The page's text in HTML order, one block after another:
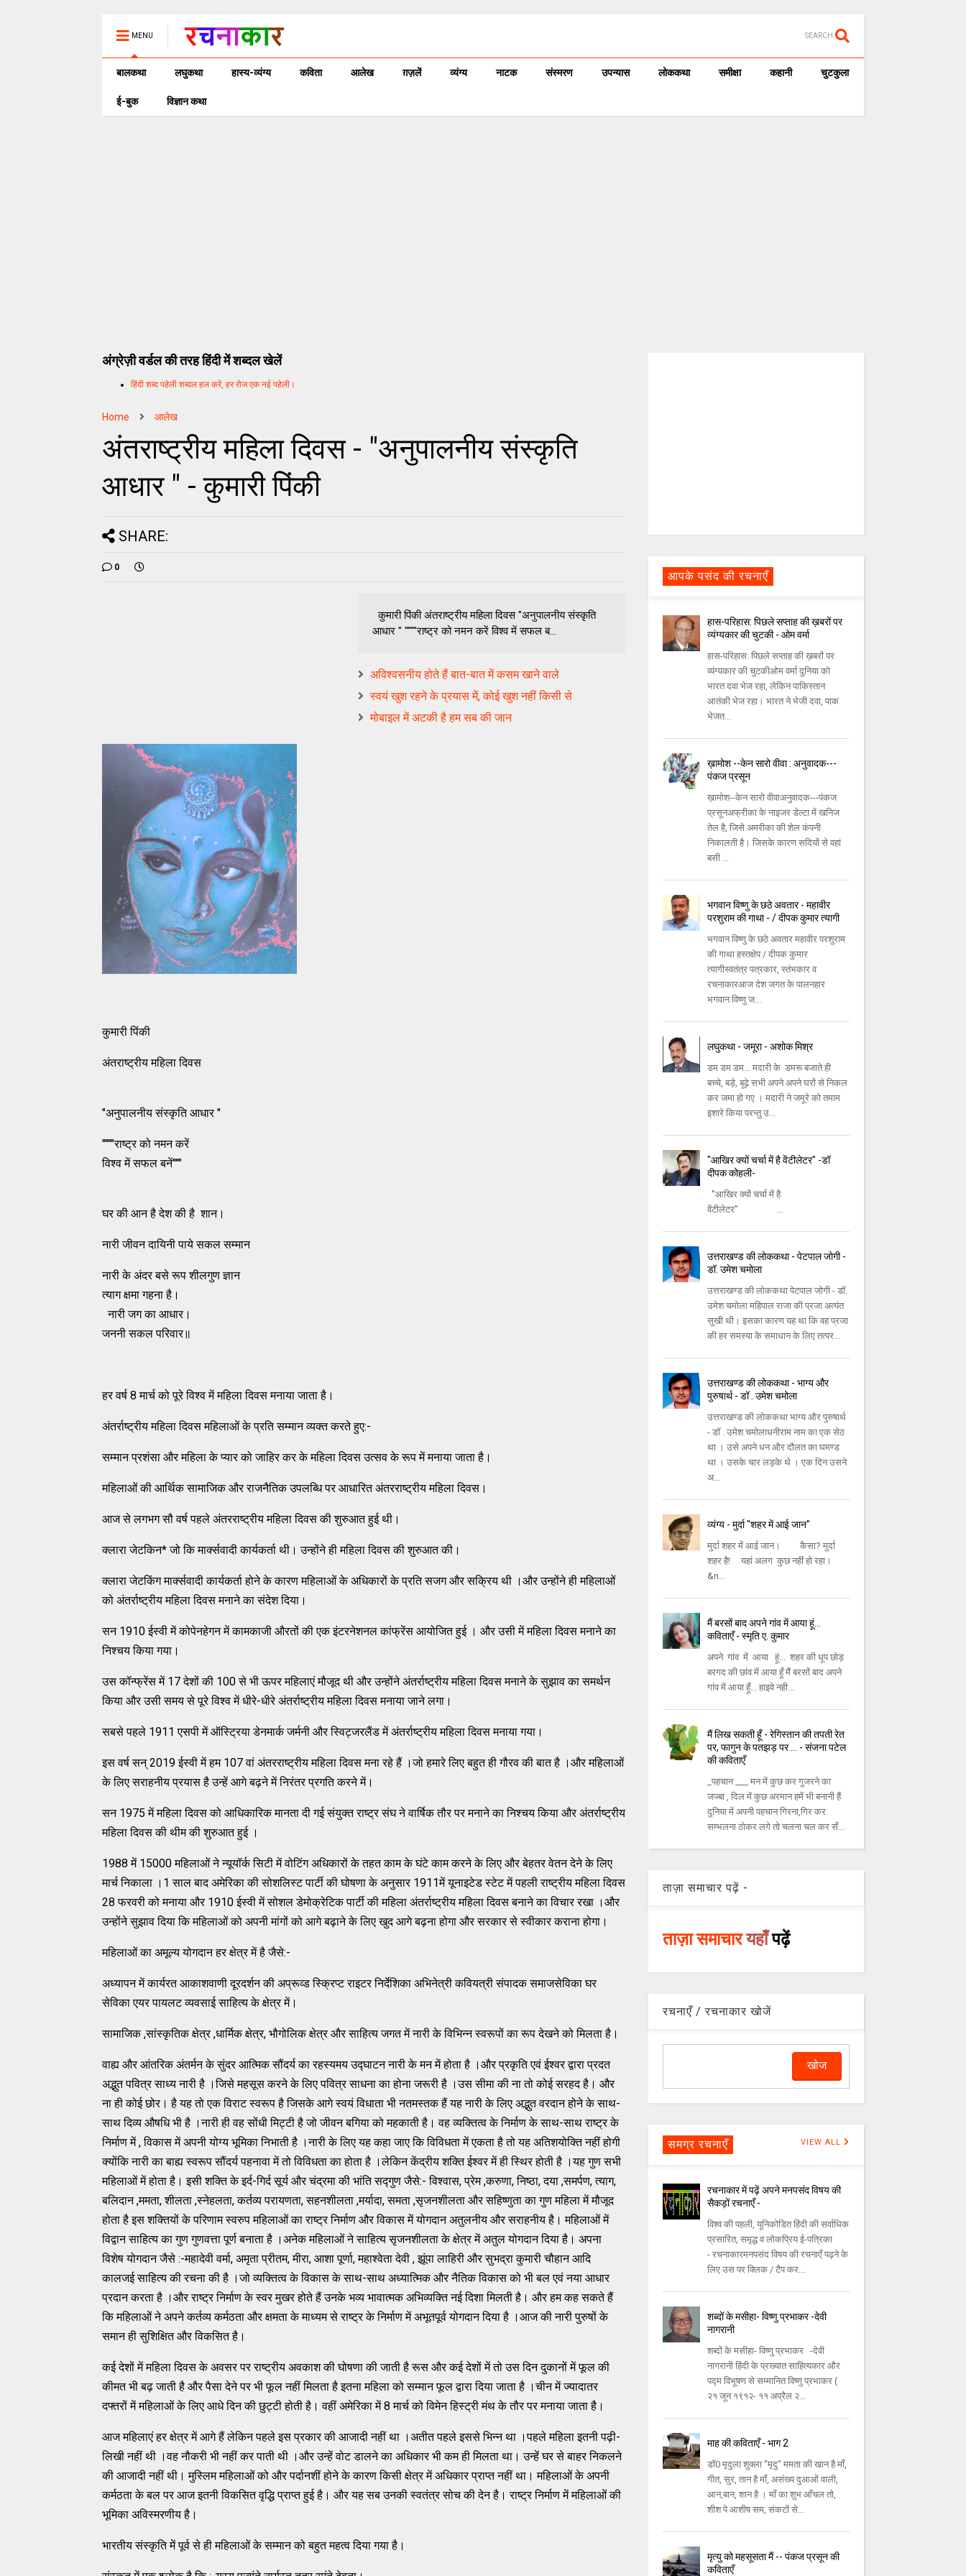
MENU SEARCH
बालकथा लघुकथा हास्य-व्यंग्य कविता आलेख ग़ज़लें व्यंग्य नाटक संस्मरण उपन्यास लोककथा समीक्षा कहानी चुटकुला
ई-बुक विज्ञान कथा
अंग्रेज़ी वर्डल की तरह हिंदी में शब्दल खेलें
हिंदी शब्द पहेली शब्दल हल करें, हर रोज एक नई पहेली।
Home आलेख
अंतराष्ट्रीय महिला दिवस - "अनुपालनीय संस्कृति
आधार " - कुमारी पिंकी
SHARE:
0
कुमारी पिंकी अंतराष्ट्रीय महिला दिवस "अनुपालनीय संस्कृति
आधार " """"राष्ट्र को नमन करें विश्व में सफल ब...
अविश्वसनीय होते हैं बात-बात में कसम खाने वाले
स्वयं खुश रहने के प्रयास में, कोई खुश नहीं किसी से
मोबाइल में अटकी है हम सब की जान
कुमारी पिंकी
अंतराष्ट्रीय महिला दिवस
"अनुपालनीय संस्कृति आधार "
""""राष्ट्र को नमन करें
विश्व में सफल बनें"""
घर की आन है देश की है शान।
नारी जीवन दायिनी पाये सकल सम्मान
नारी के अंदर बसे रूप शीलगुण ज्ञान
त्याग क्षमा गहना है।
नारी जग का आधार।
जननी सकल परिवार॥
हर वर्ष 8 मार्च को पूरे विश्व में महिला दिवस मनाया जाता है।
अंतर्राष्ट्रीय महिला दिवस महिलाओं के प्रति सम्मान व्यक्त करते हुए:-
सम्मान प्रशंसा और महिला के प्यार को जाहिर कर के महिला दिवस उत्सव के रूप में मनाया जाता है।
महिलाओं की आर्थिक सामाजिक और राजनैतिक उपलब्धि पर आधारित अंतरराष्ट्रीय महिला दिवस।
आज से लगभग सौ वर्ष पहले अंतरराष्ट्रीय महिला दिवस की शुरुआत हुई थी।
क्लारा जेटकिन* जो कि मार्क्सवादी कार्यकर्ता थी। उन्होंने ही महिला दिवस की शुरुआत की।
क्लारा जेटकिंग मार्क्सवादी कार्यकर्ता होने के कारण महिलाओं के अधिकारों के प्रति सजग और सक्रिय थी ।और उन्होंने ही महिलाओं
को अंतर्राष्ट्रीय महिला दिवस मनाने का संदेश दिया।
सन 1910 ईस्वी में कोपेनहेगन में कामकाजी औरतों की एक इंटरनेशनल कांफ्रेंस आयोजित हुई । और उसी में महिला दिवस मनाने का
निश्चय किया गया।
उस कॉन्फ्रेंस में 17 देशों की 100 से भी ऊपर महिलाएं मौजूद थी और उन्होंने अंतर्राष्ट्रीय महिला दिवस मनाने के सुझाव का समर्थन
किया और उसी समय से पूरे विश्व में धीरे-धीरे अंतर्राष्ट्रीय महिला दिवस मनाया जाने लगा।
सबसे पहले 1911 एसपी में ऑस्ट्रिया डेनमार्क जर्मनी और स्विट्जरलैंड में अंतर्राष्ट्रीय महिला दिवस मनाया गया।
इस वर्ष सन् 2019 ईस्वी में हम 107 वां अंतरराष्ट्रीय महिला दिवस मना रहे हैं ।जो हमारे लिए बहुत ही गौरव की बात है ।और महिलाओं
के लिए सराहनीय प्रयास है उन्हें आगे बढ़ने में निरंतर प्रगति करने में।
सन 1975 में महिला दिवस को आधिकारिक मानता दी गई संयुक्त राष्ट्र संघ ने वार्षिक तौर पर मनाने का निश्चय किया और अंतर्राष्ट्रीय
महिला दिवस की थीम की शुरुआत हुई ।
1988 में 15000 महिलाओं ने न्यूयॉर्क सिटी में वोटिंग अधिकारों के तहत काम के घंटे काम करने के लिए और बेहतर वेतन देने के लिए
मार्च निकाला ।1 साल बाद अमेरिका की सोशलिस्ट पार्टी की घोषणा के अनुसार 1911में यूनाइटेड स्टेट में पहली राष्ट्रीय महिला दिवस
28 फरवरी को मनाया और 1910 ईस्वी में सोशल डेमोक्रेटिक पार्टी की महिला अंतर्राष्ट्रीय महिला दिवस बनाने का विचार रखा ।और
उन्होंने सुझाव दिया कि महिलाओं को अपनी मांगों को आगे बढ़ाने के लिए खुद आगे बढ़ना होगा और सरकार से स्वीकार कराना होगा।
महिलाओं का अमूल्य योगदान हर क्षेत्र में है जैसे:-
अध्यापन में कार्यरत आकाशवाणी दूरदर्शन की अप्रूव्ड स्क्रिप्ट राइटर निर्देशिका अभिनेत्री कवियत्री संपादक समाजसेविका घर
सेविका एयर पायलट व्यवसाई साहित्य के क्षेत्र में।
सामाजिक ,सांस्कृतिक क्षेत्र ,धार्मिक क्षेत्र, भौगोलिक क्षेत्र और साहित्य जगत में नारी के विभिन्न स्वरूपों का रूप देखने को मिलता है।
वाह्य और आंतरिक अंतर्मन के सुंदर आत्मिक सौंदर्य का रहस्यमय उद्घाटन नारी के मन में होता है ।और प्रकृति एवं ईश्वर द्वारा प्रदत
अद्भुत पवित्र साध्य नारी है ।जिसे महसूस करने के लिए पवित्र साधना का होना जरूरी है ।उस सीमा की ना तो कोई सरहद है। और
ना ही कोई छोर। है यह तो एक विराट स्वरूप है जिसके आगे स्वयं विधाता भी नतमस्तक हैं यह नारी के लिए अद्भुत वरदान होने के साथ-
साथ दिव्य औषधि भी है ।नारी ही वह सोंधी मिट्टी है जो जीवन बगिया को महकाती है। वह व्यक्तित्व के निर्माण के साथ-साथ राष्ट्र के
निर्माण में , विकास में अपनी योग्य भूमिका निभाती है ।नारी के लिए यह कहा जाए कि विविधता में एकता है तो यह अतिशयोक्ति नहीं होगी
क्योंकि नारी का बाह्य स्वरूप सौंदर्य पहनावा में तो विविधता का होता है ।लेकिन केंद्रीय शक्ति ईश्वर में ही स्थिर होती है ।यह गुण सभी
महिलाओं में होता है। इसी शक्ति के इर्द-गिर्द सूर्य और चंद्रमा की भांति सद्गुण जैसे:- विश्वास, प्रेम ,करुणा, निष्ठा, दया ,समर्पण, त्याग,
बलिदान ,ममता, शीलता ,स्नेहलता, कर्तव्य परायणता, सहनशीलता ,मर्यादा, समता ,सृजनशीलता और सहिष्णुता का गुण महिला में मौजूद
होता है इस शक्तियों के परिणाम स्वरुप महिलाओं का राष्ट्र निर्माण और विकास में योगदान अतुलनीय और सराहनीय है। महिलाओं में
विद्वान साहित्य का गुण गुणवत्ता पूर्ण बनाता है ।अनेक महिलाओं ने साहित्य सृजनशीलता के क्षेत्र में अतुल योगदान दिया है। अपना
विशेष योगदान जैसे :-महादेवी वर्मा, अमृता प्रीतम, मीरा, आशा पूर्णा, महाश्वेता देवी , झूंपा लाहिरी और सुभद्रा कुमारी चौहान आदि
कालजई साहित्य की रचना की है ।जो व्यक्तित्व के विकास के साथ-साथ अध्यात्मिक और नैतिक विकास को भी बल एवं नया आधार
प्रदान करता है ।और राष्ट्र निर्माण के स्वर मुखर होते हैं उनके भव्य भावात्मक अभिव्यक्ति नई दिशा मिलती है। और हम कह सकते हैं
कि महिलाओं ने अपने कर्तव्य कर्मठता और क्षमता के माध्यम से राष्ट्र के निर्माण में अभूतपूर्व योगदान दिया है ।आज की नारी पुरुषों के
समान ही सुशिक्षित और विकसित है।
कई देशों में महिला दिवस के अवसर पर राष्ट्रीय अवकाश की घोषणा की जाती है रूस और कई देशों में तो उस दिन दुकानों में फूल की
कीमत भी बढ़ जाती है और पैसा देने पर भी फूल नहीं मिलता है इतना महिला को सम्मान फूल द्वारा दिया जाता है ।चीन में ज्यादातर
दफ्तरों में महिलाओं के लिए आधे दिन की छुट्टी होती है। वहीं अमेरिका में 8 मार्च को विमेन हिस्ट्री मंथ के तौर पर मनाया जाता है।
आज महिलाएं हर क्षेत्र में आगे हैं लेकिन पहले इस प्रकार की आजादी नहीं था ।अतीत पहले इससे भिन्न था ।पहले महिला इतनी पढ़ी-
लिखी नहीं थी ।वह नौकरी भी नहीं कर पाती थी ।और उन्हें वोट डालने का अधिकार भी कम ही मिलता था। उन्हें घर से बाहर निकलने
की आजादी नहीं थी। मुस्लिम महिलाओं को और पर्दानशीं होने के कारण किसी क्षेत्र में अधिकार प्राप्त नहीं था। महिलाओं के अपनी
कर्मठता के बल पर आज इतनी विकसित वृद्धि प्राप्त हुई है। और यह सब उनकी स्वतंत्र सोच की देन है। राष्ट्र निर्माण में महिलाओं की
भूमिका अविस्मरणीय है।
भारतीय संस्कृति में पूर्व से ही महिलाओं के सम्मान को बहुत महत्व दिया गया है।
आपके पसंद की रचनाएँ
हास-परिहास: पिछले सप्ताह की ख़बरों पर
व्यंग्यकार की चुटकी - ओम वर्मा
हास-परिहास: पिछले सप्ताह की ख़बरों पर
व्यंग्यकार की चुटकीओम वर्मा दुनिया को
भारत दवा भेज रहा, लेकिन पाकिस्तान
आतंकी भेज रहा। भारत ने भेजी दवा, पाक
भेजत...
ख़ामोश --केन सारो वीवा : अनुवादक---
पंकज प्रसून
ख़ामोश--केन सारो वीवाअनुवादक---पंकज
प्रसूनअफ्रीका के नाइजर डेल्टा में खनिज
तेल है, जिसे अमरीका की शेल कंपनी
निकालती है। जिसके कारण सदियों से वहां
बसी ...
भगवान विष्णु के छठे अवतार - महावीर
परशुराम की गाथा - / दीपक कुमार त्यागी
भगवान विष्णु के छठे अवतार महावीर परशुराम
की गाथा हस्तक्षेप / दीपक कुमार
त्यागीस्वतंत्र पत्रकार, स्तंभकार व
रचनाकारआज देश जगत के पालनहार
भगवान विष्णु ज...
लघुकथा - जमूरा - अशोक मिश्र
डम डम डम... मदारी के डमरू बजाते ही
बच्चे, बड़े, बूढ़े सभी अपने अपने घरों से निकल
कर जमा हो गए । मदारी ने जमूरे को तमाम
इशारे किया परन्तु उ...
"आखिर क्यों चर्चा में है वेंटीलेटर" -डॉ
दीपक कोहली-
"आखिर क्यों चर्चा में है
वेंटीलेटर" ...
उत्तराखण्ड की लोककथा - पेटपाल जोगी -
डॉ. उमेश चमोला
उत्तराखण्ड की लोककथा पेटपाल जोगी - डॉ.
उमेश चमोला महिपाल राजा की प्रजा अत्यंत
सुखी थी। इसका कारण यह था कि वह प्रजा
की हर समस्या के समाधान के लिए तत्पर...
उत्तराखण्ड की लोककथा - भाग्य और
पुरुषार्थ - डॉ . उमेश चमोला
उत्तराखण्ड की लोककथा भाग्य और पुरुषार्थ
- डॉ . उमेश चमोलाधनीराम नाम का एक सेठ
था । उसे अपने धन और दौलत का घमण्ड
था । उसके चार लड़के थे । एक दिन उसने
अ...
व्यंग्य - मुर्दा "शहर में आई जान"
मुर्दा शहर में आई जान। कैसा? मुर्दा
शहर है! यहां अलग कुछ नहीं हो रहा।
&n...
मैं बरसों बाद अपने गांव में आया हूं...
कविताएँ - स्मृति ए. कुमार
अपने गांव में आया हूं... शहर की धूप छोड़
बरगद की छांव में आया हूँ मैं बरसों बाद अपने
गांव में आया हूँ... हाइवे नही...
मैं लिख सकती हूँ - रेगिस्तान की तपती रेत
पर, फागुन के पतझड़ पर ... - संजना पटेल
की कविताएँ
_पहचान ___ मन में कुछ कर गुजरने का
जज्बा , दिल में कुछ अरमान हमें भी बनानी हैं
दुनिया में अपनी पहचान गिरना,गिर कर
सम्भलना ठोकर लगे तो चलना चल कर सँ...
ताज़ा समाचार पढ़ें -
ताज़ा समाचारयहाँपढ़ें
रचनाएँ / रचनाकार खोजें
समग्र रचनाएँ VIEW ALL
रचनाकार में पढ़ें अपने मनपसंद विषय की
सैकड़ों रचनाएँ -
विश्व की पहली, यूनिकोडित हिंदी की सर्वाधिक
प्रसारित, समृद्ध व लोकप्रिय ई-पत्रिका
- रचनाकारमनपसंद विषय की रचनाएँ पढ़ने के
लिए उस पर क्लिक / टैप कर...
शब्दों के मसीहा- विष्णु प्रभाकर -देवी
नागरानी
शब्दों के मसीहा- विष्णु प्रभाकर -देवी
नागरानी हिंदी के प्रख्यात साहित्यकार और
पद्म विभूषण से सम्मानित विष्णु प्रभाकर (
२१ जून १९१२- ११ अप्रैल २...
माह की कविताएँ - भाग 2
डॉ0 मृदुला शुक्ला "मृदु" ममता की खान है माँ,
गीत, सुर, तान है माँ, असंख्य दुआओं वाली,
आन,बान, शान है । माँ का शुभ आँचल तो,
शीश पे आशीष सम, संकटों से...
मृत्यु को महसूसता मैं -- पंकज प्रसून की
कविताएँ